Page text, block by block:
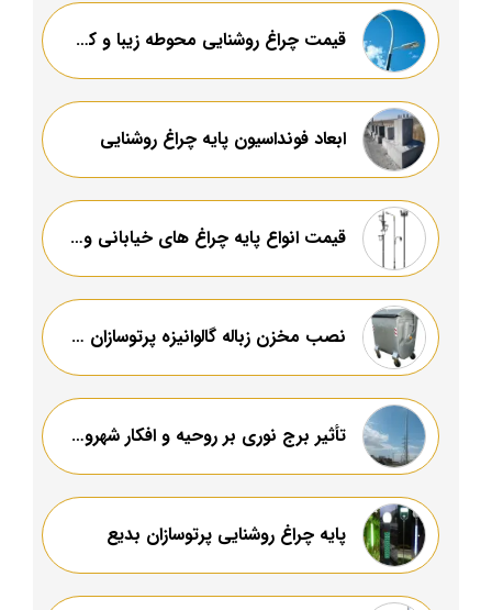
قیمت چراغ روشنایی محوطه زیبا و کلاسیک
ابعاد فونداسیون پایه چراغ روشنایی
قیمت انواع پایه چراغ های خیابانی و روشنایی
نصب مخزن زباله گالوانیزه پرتوسازان بدیع
تأثیر برج نوری بر روحیه و افکار شهروندان
پایه چراغ روشنایی پرتوسازان بدیع